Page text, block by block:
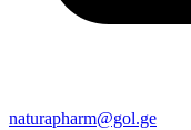
naturapharm@gol.ge